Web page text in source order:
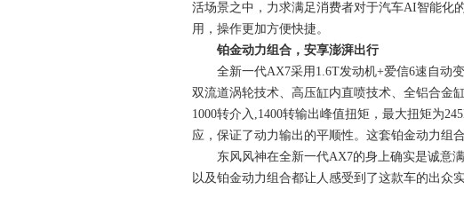
活场景之中，力求满足消费者对于汽车AI智能化
用，操作更加方便快捷。
铂金动力组合，安享澎湃出行
全新一代AX7采用1.6T发动机+爱信6速自动变
双流道涡轮技术、高压缸内直喷技术、全铝合金
1000转介入,1400转输出峰值扭矩，最大扭矩为
应，保证了动力输出的平顺性。这套铂金动力组
东风风神在全新一代AX7的身上确实是诚意满
以及铂金动力组合都让人感受到了这款车的出众